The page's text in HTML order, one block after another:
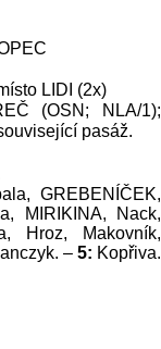
LIDI (2x)
(OSN; NLA/1);
pasáž.
GREBENÍČEK,
MIRIKINA, Nack,
Hroz, Makovník,
– 5: Kopřiva.